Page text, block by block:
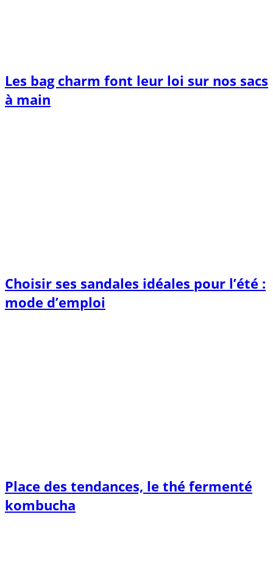
Les bag charm font leur loi sur nos sacs
à main
Choisir ses sandales idéales pour l’été :
mode d’emploi
Place des tendances, le thé fermenté
kombucha